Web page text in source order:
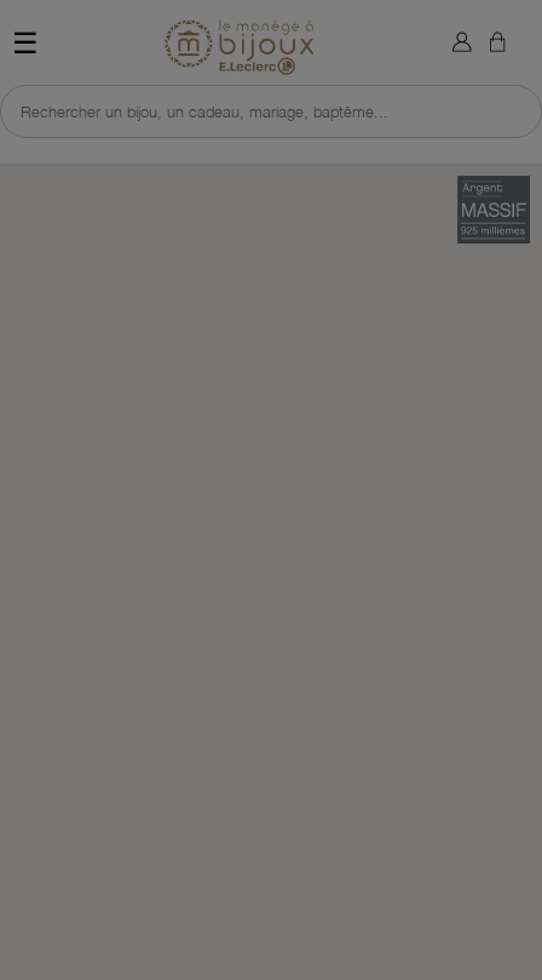
☰ Retour à l'accueil du site
Rechercher un bijou, un cadeau, mariage, baptême...
×